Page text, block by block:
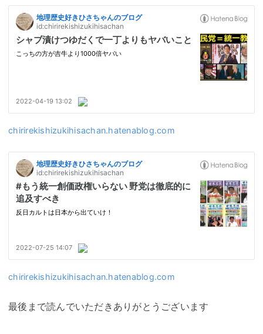
chirirekishizukihisachan.hatenablog.com
chirirekishizukihisachan.hatenablog.com
最後まで読んでいただきありがとうございます